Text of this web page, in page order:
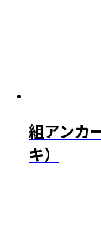
組アンカ
キ）